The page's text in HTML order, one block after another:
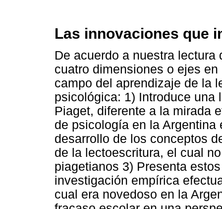
Las innovaciones que
De acuerdo a nuestra
cuatro dimensiones o ejes
campo del aprendizaje de la
psicológica: 1) Introduce una
Piaget, diferente a la mirada
de psicología en la Argentina
desarrollo de los conceptos
de la lectoescritura, el cual
piagetianos 3) Presenta
investigación empírica
cual era novedoso en la